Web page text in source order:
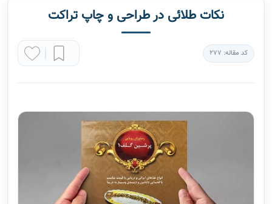
نکات طلائی در طراحی و چاپ تراکت
کد مقاله: 277